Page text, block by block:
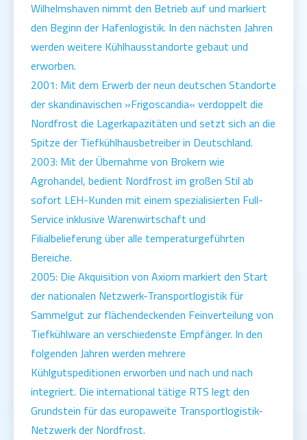
Wilhelmshaven nimmt den Betrieb auf und markiert
den Beginn der Hafenlogistik. In den nächsten Jahren
werden weitere Kühlhausstandorte gebaut und
erworben.
2001: Mit dem Erwerb der neun deutschen Standorte
der skandinavischen »Frigoscandia« verdoppelt die
Nordfrost die Lagerkapazitäten und setzt sich an die
Spitze der Tiefkühlhausbetreiber in Deutschland.
2003: Mit der Übernahme von Brokern wie
Agrohandel, bedient Nordfrost im großen Stil ab
sofort LEH-Kunden mit einem spezialisierten Full-
Service inklusive Warenwirtschaft und
Filialbelieferung über alle temperaturgeführten
Bereiche.
2005: Die Akquisition von Axiom markiert den Start
der nationalen Netzwerk-Transportlogistik für
Sammelgut zur flächendeckenden Feinverteilung von
Tiefkühlware an verschiedenste Empfänger. In den
folgenden Jahren werden mehrere
Kühlgutspeditionen erworben und nach und nach
integriert. Die international tätige RTS legt den
Grundstein für das europaweite Transportlogistik-
Netzwerk der Nordfrost.